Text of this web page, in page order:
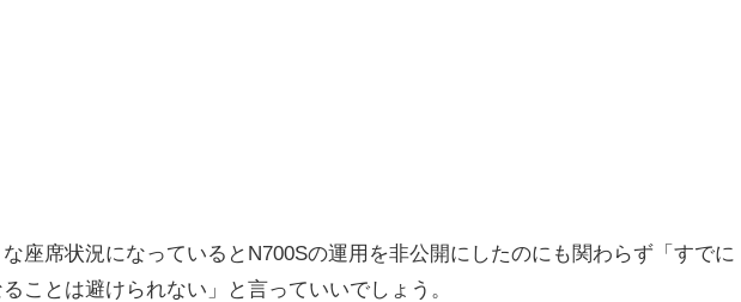
な座席状況になっているとN700Sの運用を非公開にしたのにも関わらず「すでに
ことは避けられない」と言っていいでしょう。